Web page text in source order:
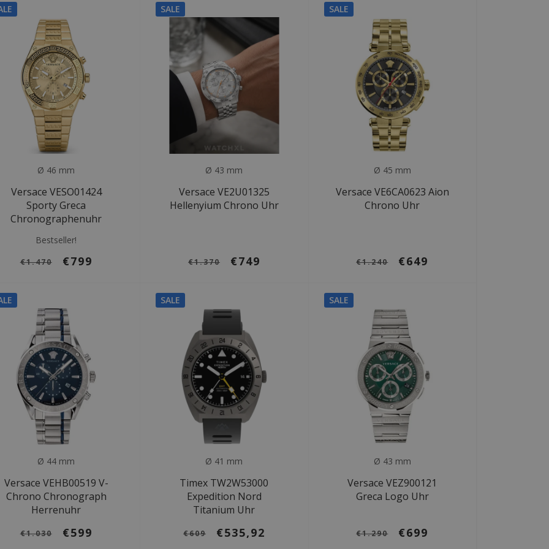
Ø 46 mm
Versace VESO01424
Sporty Greca
Chronographenuhr
Bestseller!
€1.470 €799
SALE
Ø 43 mm
Versace VE2U01325
Hellenyium Chrono Uhr
€1.370 €749
SALE
Ø 45 mm
Versace VE6CA0623 Aion
Chrono Uhr
€1.240 €649
Ø 44 mm
Versace VEHB00519 V-
Chrono Chronograph
Herrenuhr
€1.030 €599
SALE
Ø 41 mm
Timex TW2W53000
Expedition Nord
Titanium Uhr
€609 €535,92
SALE
Ø 43 mm
Versace VEZ900121
Greca Logo Uhr
€1.290 €699